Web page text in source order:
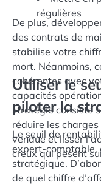
régulières
De plus,
des contrats de
stabilise votre
mort. Néanmoins,
cohérentes avec
capacités
stratégie consiste
réduire les
vendue et lisser
creux qui pèsent
Utiliser le
piloter la
Le seuil de
expert-comptable,
stratégique.
de quel chiffre